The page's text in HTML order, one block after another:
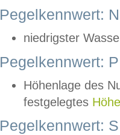
Pegelkennwert:
niedrigster
Pegelkennwert:
Höhenlage des
festgelegtes
Pegelkennwert: